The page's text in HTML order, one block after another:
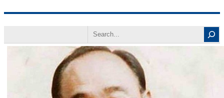
содержимому
Search